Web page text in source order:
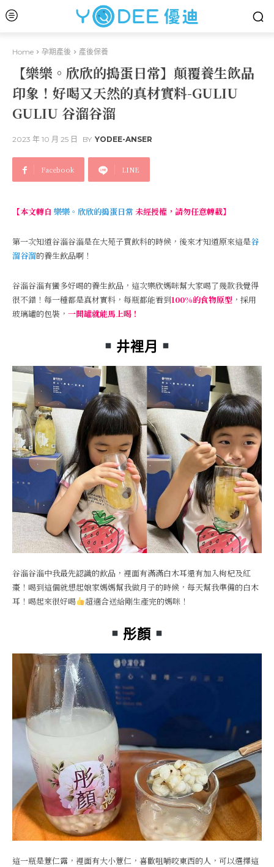
Home 孕期產後 產後保養
【樂樂。欣欣的搗蛋日常】顛覆養生飲品
印象！好喝又天然的真材實料-GULIU
GULIU 谷溜谷溜
2023 年 10 月 25 日 BY YODEE-ANSER
Facebook LINE
【本文轉自 樂樂。欣欣的搗蛋日常 未經授權，請勿任意轉載】
第一次知道谷溜谷溜是在大苑子買飲料的時候，後來才知道原來這是谷
溜谷溜的養生飲品啊！
谷溜谷溜有蠻多好喝的養生飲品，這次樂欣媽咪幫大家喝了幾款我覺得
很不錯！每一種都是真材實料，每瓶都能看到100%的食物原型 ，採用
玻璃罐的包裝， 一開罐就能馬上喝！
井裡月
谷溜谷溜中我最先認識的飲品，裡面有滿滿白木耳還有加入枸杞及紅
棗！喝到這個就想起娘家媽媽幫我做月子的時候，每天幫我準備的白木
耳！喝起來很好喝
超適合送給剛生產完的媽咪！
彤顏
這一瓶是薏仁露，裡面有大小薏仁，喜歡咀嚼咬東西的人，可以選擇這